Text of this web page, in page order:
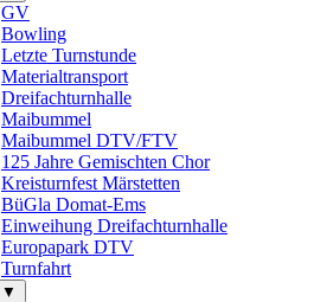
GV
Bowling
Letzte Turnstunde
Materialtransport
Dreifachturnhalle
Maibummel
Maibummel DTV/FTV
125 Jahre Gemischten Chor
Kreisturnfest Märstetten
BüGla Domat-Ems
Einweihung Dreifachturnhalle
Europapark DTV
Turnfahrt
▼